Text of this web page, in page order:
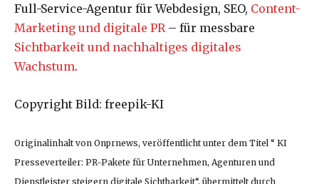
Full-Service-Agentur für Webdesign, SEO, Content-
Marketing und digitale PR – für messbare
Sichtbarkeit und nachhaltiges digitales
Wachstum.
Copyright Bild: freepik-KI
Originalinhalt von Onprnews, veröffentlicht unter dem Titel “ KI
Presseverteiler: PR-Pakete für Unternehmen, Agenturen und
Dienstleister steigern digitale Sichtbarkeit“, übermittelt durch